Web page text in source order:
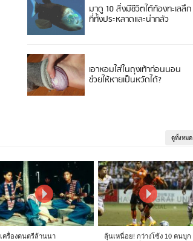
มาดู 10 สิ่งมีชีวิตใต้ท้องทะเลลึก
ที่ทั้งประหลาดและน่ากลัว
เอาหอมใส่ในถุงเท้าก่อนนอน
ช่วยให้หายเป็นหวัดได้?
ดูทั้งหมด
เครื่องดนตรีล้านนา
ลุ้นเหนื่อย! กว่างโซ้ง 10 คนบุก